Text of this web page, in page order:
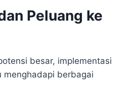
Peluang ke
besar, implementasi
menghadapi berbagai